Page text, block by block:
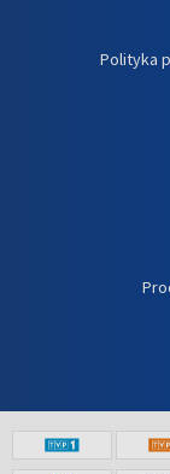
Polityka